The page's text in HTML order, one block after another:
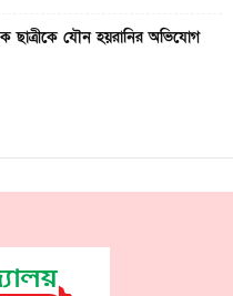
ছাত্রীকে যৌন হয়রানির অভিযোগ